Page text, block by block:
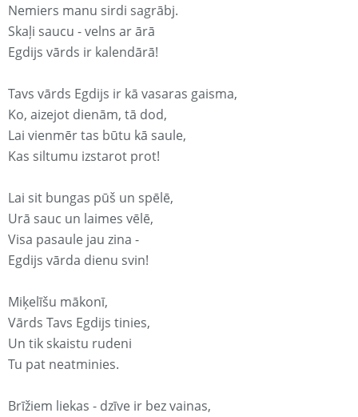
Nemiers manu sirdi sagrābj.
Skaļi saucu - velns ar ārā
Egdijs vārds ir kalendārā!
Tavs vārds Egdijs ir kā vasaras gaisma,
Ko, aizejot dienām, tā dod,
Lai vienmēr tas būtu kā saule,
Kas siltumu izstarot prot!
Lai sit bungas pūš un spēlē,
Urā sauc un laimes vēlē,
Visa pasaule jau zina -
Egdijs vārda dienu svin!
Miķelīšu mākonī,
Vārds Tavs Egdijs tinies,
Un tik skaistu rudeni
Tu pat neatminies.
Brīžiem liekas - dzīve ir bez vainas,